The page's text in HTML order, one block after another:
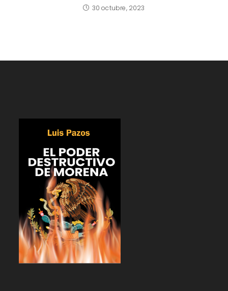
30 octubre, 2023